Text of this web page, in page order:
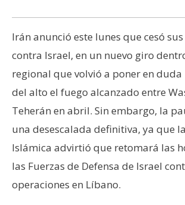
s
N
o
t
a
d
e
P
Irán anunció este lunes que cesó
contra Israel, en un nuevo giro
regional que volvió a poner en
del alto el fuego alcanzado entre
Teherán en abril. Sin embargo, la
una desescalada definitiva, ya que
Islámica advirtió que retomará las
las Fuerzas de Defensa de Israel
operaciones en Líbano.